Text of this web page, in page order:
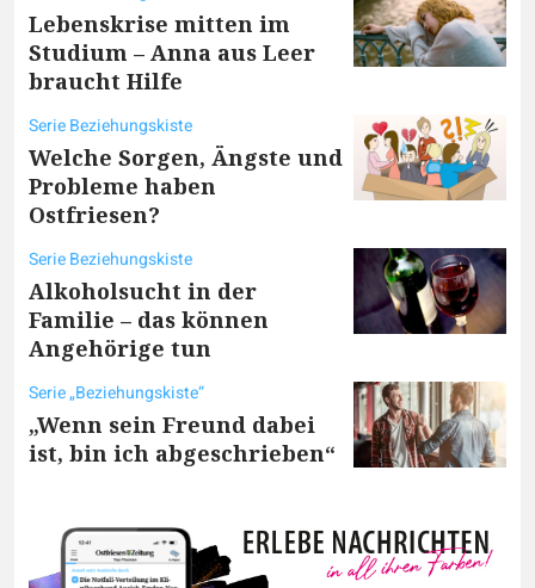
Lebenskrise mitten im
Studium – Anna aus Leer
braucht Hilfe
Serie Beziehungskiste
Welche Sorgen, Ängste und
Probleme haben
Ostfriesen?
Serie Beziehungskiste
Alkoholsucht in der
Familie – das können
Angehörige tun
Serie „Beziehungskiste“
„Wenn sein Freund dabei
ist, bin ich abgeschrieben“